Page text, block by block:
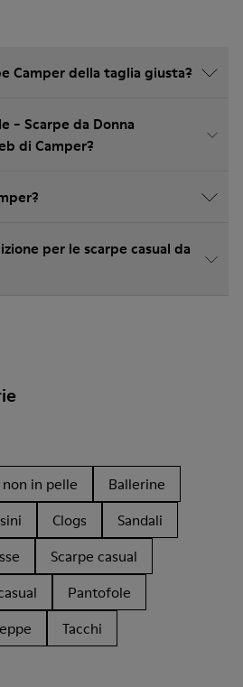
Camper della taglia giusta?
di Camper?
per le scarpe casual da
non in pelle
Ballerine
Clogs
Sandali
Scarpe casual
Pantofole
Tacchi